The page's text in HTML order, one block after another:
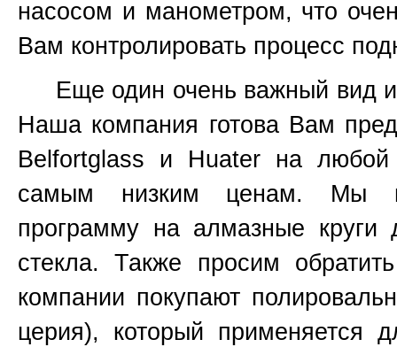
насосом и манометром, что
Вам контролировать процесс
Еще один очень важный вид
Наша компания готова Вам
Belfortglass и Huater на
самым низким ценам. Мы
программу на алмазные круги
стекла. Также просим
компании покупают
церия), который применяется